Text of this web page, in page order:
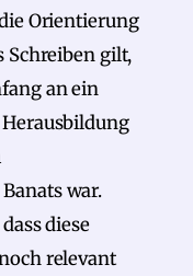
Orientierung
Schreiben gilt,
an ein
war.
diese
relevant